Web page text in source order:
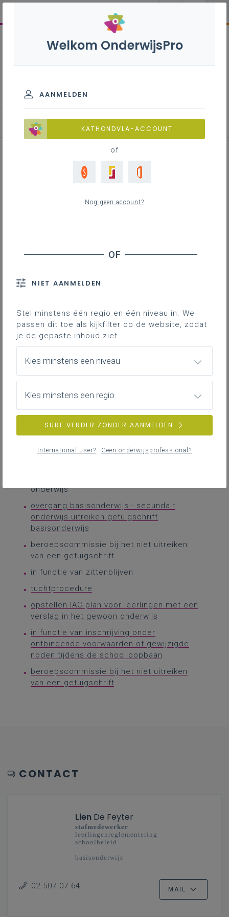
Klassenraad bao
basisonderwijs is het team van
van de directeur of zijn
afgevaardigde verantwoordelijk is
voor de begeleiding van en het
onderwijs aan een leerlingengroep
of een individuele leerling.
De klassenraad neemt een aantal
In volgende situaties komt een klassenraad
in functie van verlengd verblijf
kleuteronderwijs
overgang kleuteronderwijs - lager
onderwijs
overgang basisonderwijs - secundair
onderwijs uitreiken getuigschrift
basisonderwijs
beroepscommissie bij het niet uitreiken
van een getuigschrift
in functie van zittenblijven
tuchtprocedure
opstellen IAC-plan voor leerlingen met een
verslag in het gewoon onderwijs
in functie van inschrijving onder
ontbindende voorwaarden of gewijzigde
noden tijdens de schoolloopbaan
beroepscommissie bij het niet uitreiken
van een getuigschrift
CONTACT
Lien De Feyter
stafmedewerker
leerlingenreglementering
schoolbeleid
basisonderwijs
02 507 07 64 MAIL
Welkom OnderwijsPro
AANMELDEN
KATHONDVLA-ACCOUNT
of
Nog geen account?
NIET AANMELDEN
Stel minstens één regio en één niveau in. We
passen dit toe als kijkfilter op de website, zodat
je de gepaste inhoud ziet.
Kies minstens een niveau
Kies minstens een regio
SURF VERDER ZONDER AANMELDEN
International user? Geen onderwijsprofessional?